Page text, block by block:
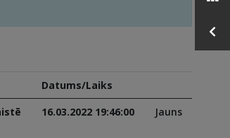
Datums/Laiks
16.03.2022 19:46:00 Jauns